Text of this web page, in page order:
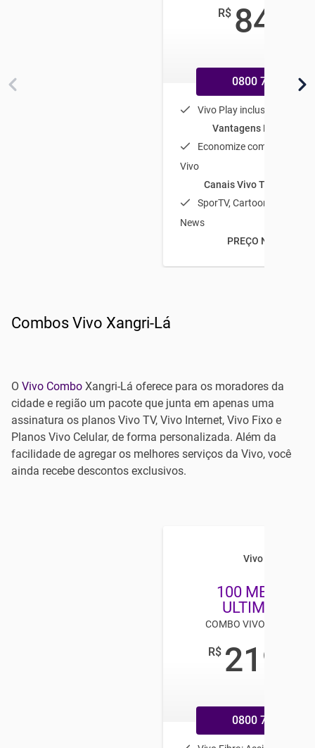
R$ 84
0800 770 9800
Vivo Play incluso
Vantagens Plano Vivo
Economize com a TV por
Vivo
Canais Vivo TV em
SporTV, Cartoon Network
News
PREÇO NO COMBO
Combos Vivo Xangri-Lá
O Vivo Combo Xangri-Lá oferece para os moradores da
cidade e região um pacote que junta em apenas uma
assinatura os planos Vivo TV, Vivo Internet, Vivo Fixo e
Planos Vivo Celular, de forma personalizada. Além da
facilidade de agregar os melhores serviços da Vivo, você
ainda recebe descontos exclusivos.
Vivo Combo
100 MEGA +
ULTIMATE
COMBO VIVO TV E
R$ 219
0800 770 9800